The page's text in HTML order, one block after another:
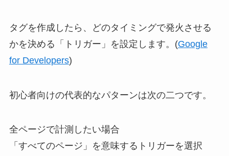
タグを作成したら、どのタイミングで発火させる
かを決める「トリガー」を設定します。(Google
for Developers)
初心者向けの代表的なパターンは次の二つです。
全ページで計測したい場合
「すべてのページ」を意味するトリガーを選択